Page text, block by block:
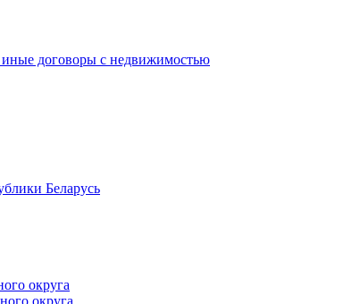
договоры с недвижимостью
Беларусь
округа
округа